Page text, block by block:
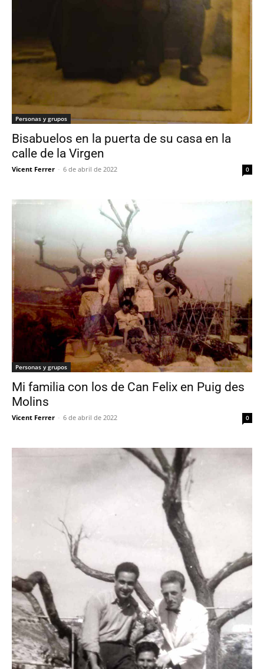
Personas y grupos
Bisabuelos en la puerta de su casa en la
calle de la Virgen
Vicent Ferrer - 6 de abril de 2022 0
Personas y grupos
Mi familia con los de Can Felix en Puig des
Molins
Vicent Ferrer - 6 de abril de 2022 0